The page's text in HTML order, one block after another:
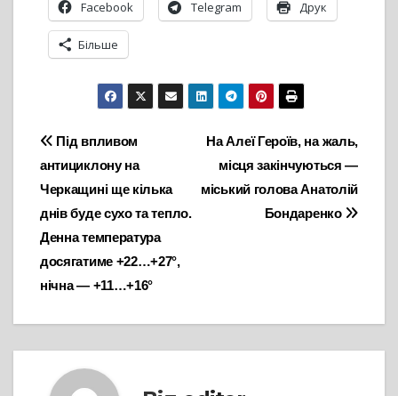
Facebook Telegram Друк
Більше
Навігація
записів
На Алеї Героїв, на жаль,
місця закінчуються —
міський голова Анатолій
Бондаренко
Під впливом
антициклону на
Черкащині ще кілька
днів буде сухо та тепло.
Денна температура
досягатиме +22…+27°,
нічна — +11…+16°